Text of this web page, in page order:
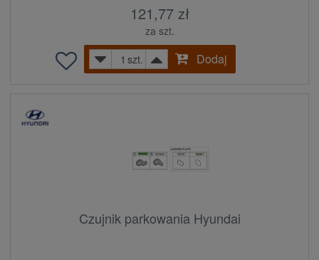
121,77 zł
za szt.
szt.
Dodaj
Czujnik parkowania Hyundai